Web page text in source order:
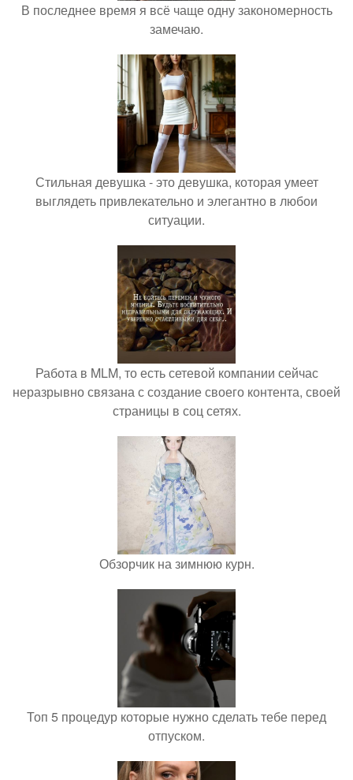
В последнее время я всё чаще одну закономерность
замечаю.
Стильная девушка - это девушка, которая умеет
выглядеть привлекательно и элегантно в любои
ситуации.
Работа в MLM, то есть сетевой компании сейчас
неразрывно связана с создание своего контента, своей
страницы в соц сетях.
Обзорчик на зимнюю курн.
Топ 5 процедур которые нужно сделать тебе перед
отпуском.